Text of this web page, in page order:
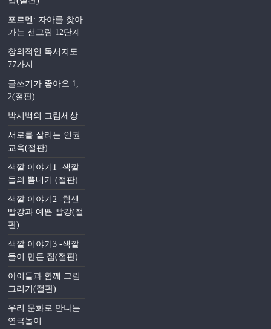
포르멘: 자아를 찾아
가는 선그림 12단계
창의적인 독서지도
77가지
글쓰기가 좋아요 1,
2(절판)
박시백의 그림세상
서로를 살리는 인권
교육(절판)
색깔 이야기1 -색깔
들의 뽐내기 (절판)
색깔 이야기2 -힘센
빨강과 예쁜 빨강(절
판)
색깔 이야기3 -색깔
들이 만든 집(절판)
아이들과 함께 그림
그리기(절판)
우리 문화로 만나는
연극놀이